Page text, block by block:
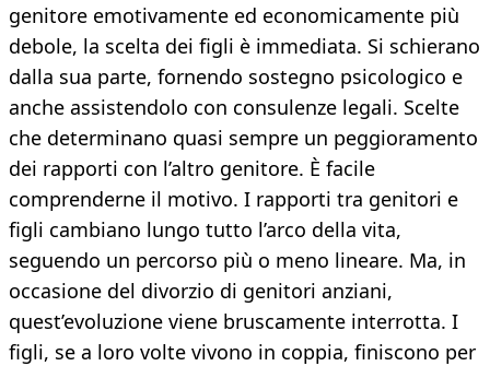
genitore emotivamente ed economicamente più
debole, la scelta dei figli è immediata. Si schierano
dalla sua parte, fornendo sostegno psicologico e
anche assistendolo con consulenze legali. Scelte
che determinano quasi sempre un peggioramento
dei rapporti con l’altro genitore. È facile
comprenderne il motivo. I rapporti tra genitori e
figli cambiano lungo tutto l’arco della vita,
seguendo un percorso più o meno lineare. Ma, in
occasione del divorzio di genitori anziani,
quest’evoluzione viene bruscamente interrotta. I
figli, se a loro volte vivono in coppia, finiscono per